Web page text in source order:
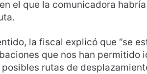
en el que la comunicadora
la fiscal explicó que “se
que nos han permitido
rutas de